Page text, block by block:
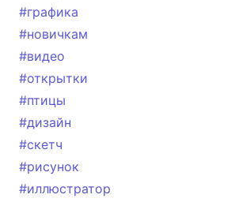
#графика
#новичкам
#видео
#открытки
#птицы
#дизайн
#скетч
#рисунок
#иллюстратор